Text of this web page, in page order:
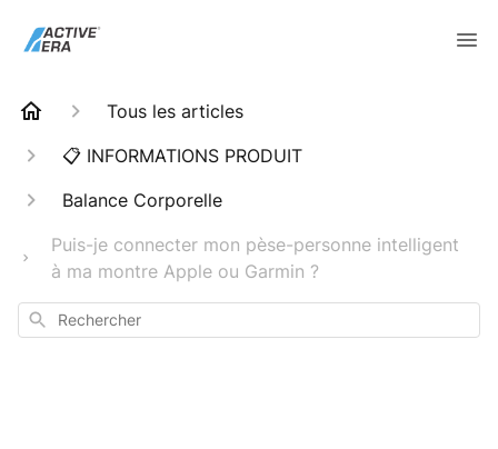
Tous les articles
📋 INFORMATIONS PRODUIT
Balance Corporelle
Puis-je connecter mon pèse-personne intelligent
à ma montre Apple ou Garmin ?
Rechercher